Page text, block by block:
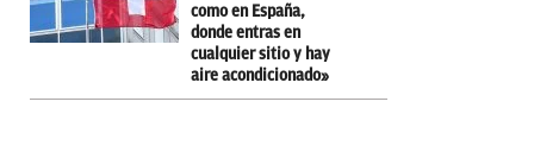
como en España,
donde entras en
cualquier sitio y hay
aire acondicionado»